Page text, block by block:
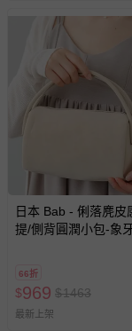
包含完整包裝
如需退換貨，
瑕疵退換貨所
退貨，您可至『
並點選『我要
針對滿件折/滿
留商品未達活動
部分商品依據消
豫期範圍：
日本 Bab - 俐落麂皮
提/側背圓潤小包-象
66折
$969 $1463
最新上架